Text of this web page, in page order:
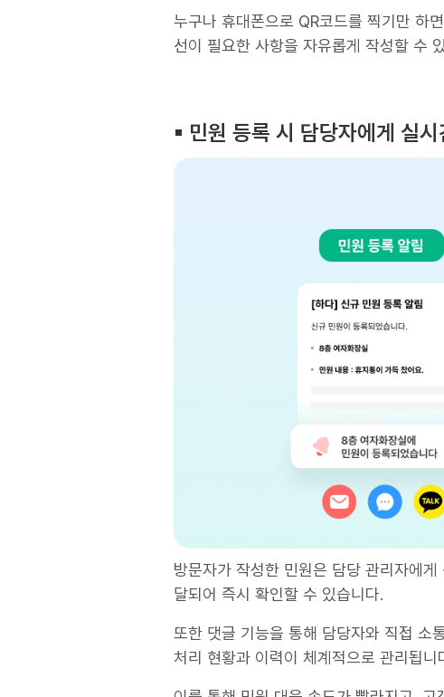
누구나 휴대폰으로 QR코드를 찍기만 하
선이 필요한 사항을 자유롭게 작성할 수
▪︎ 민원 등록 시 담당자에게 실
방문자가 작성한 민원은 담당 관리자에
달되어 즉시 확인할 수 있습니다.
또한 댓글 기능을 통해 담당자와 직접 소
처리 현황과 이력이 체계적으로 관리됩니